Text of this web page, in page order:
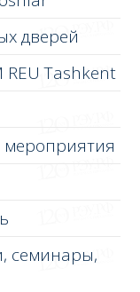
дверей
Tashkent
мероприятия
семинары,